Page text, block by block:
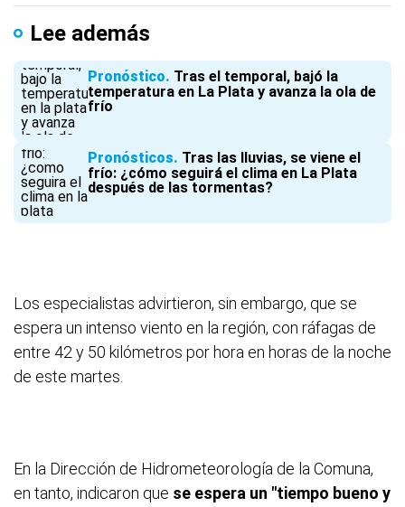
Lee además
Pronóstico Tras el temporal, bajó la
temperatura en La Plata y avanza la ola de
frío
Pronósticos Tras las lluvias, se viene el
frío: ¿cómo seguirá el clima en La Plata
después de las tormentas?
Los especialistas advirtieron, sin embargo, que se
espera un intenso viento en la región, con ráfagas de
entre 42 y 50 kilómetros por hora en horas de la noche
de este martes.
En la Dirección de Hidrometeorología de la Comuna,
en tanto, indicaron que se espera un "tiempo bueno y